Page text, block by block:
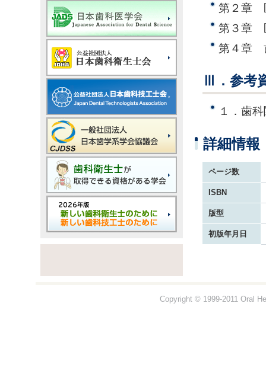
第２章
第３章
第４章
Ⅲ．参考
１．歯
詳細情報
ページ数
ISBN
版型
初版年月日
Copyright © 1999-2011 Oral